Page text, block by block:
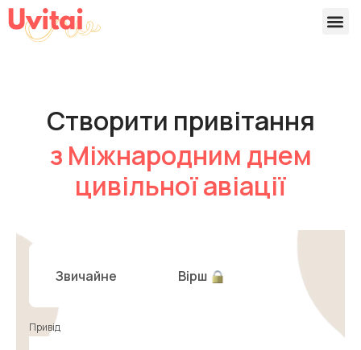
Створити привітання
з Міжнародним днем
цивільної авіації
Звичайне Вірш
Привід